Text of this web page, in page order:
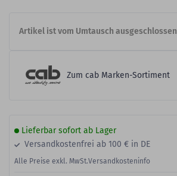
Artikel ist vom Umtausch ausgeschlossen
Zum cab Marken-Sortiment
Lieferbar sofort ab Lager
Versandkostenfrei ab 100 € in DE
Alle Preise exkl. MwSt.Versandkosteninfo